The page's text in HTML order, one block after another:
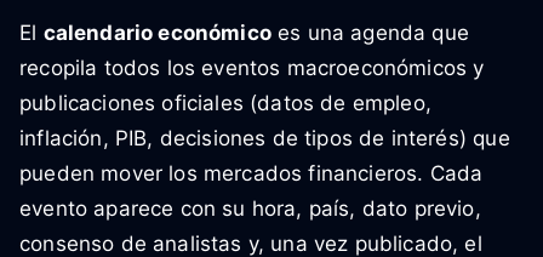
El calendario económicoes una agenda que
recopila todos los eventos macroeconómicos y
publicaciones oficiales (datos de empleo,
inflación, PIB, decisiones de tipos de interés) que
pueden mover los mercados financieros. Cada
evento aparece con su hora, país, dato previo,
consenso de analistas y, una vez publicado, el